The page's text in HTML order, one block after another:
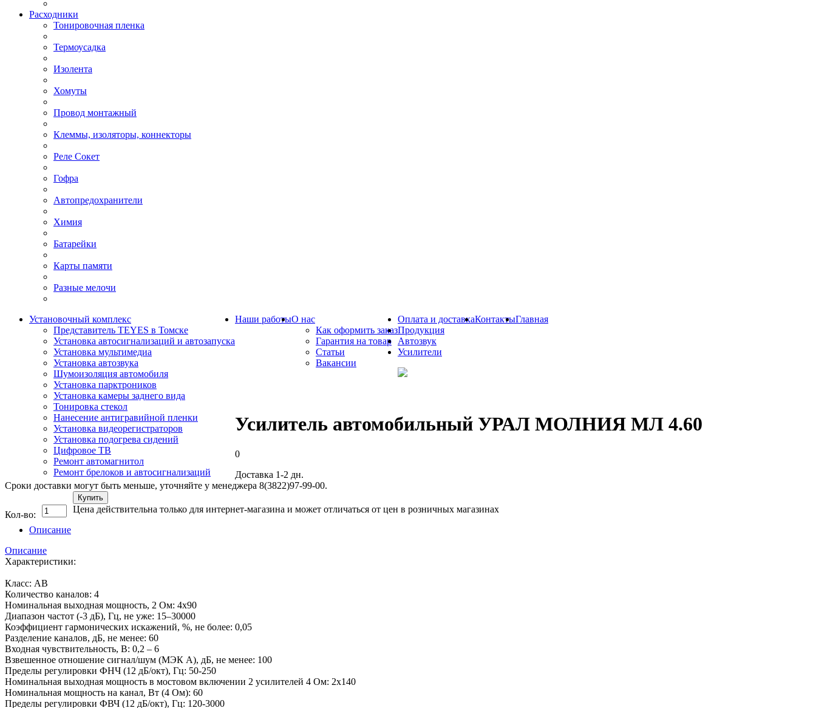
Расходники
Тонировочная пленка
Термоусадка
Изолента
Хомуты
Провод монтажный
Клеммы, изоляторы, коннекторы
Реле Сокет
Гофра
Автопредохранители
Химия
Батарейки
Карты памяти
Разные мелочи
Установочный комплекс
Представитель TEYES в Томске
Установка автосигнализаций и автозапуска
Установка мультимедиа
Установка автозвука
Шумоизоляция автомобиля
Установка парктроников
Установка камеры заднего вида
Тонировка стекол
Нанесение антигравийной пленки
Установка видеорегистраторов
Установка подогрева сидений
Цифровое ТВ
Ремонт автомагнитол
Ремонт брелоков и автосигнализаций
Наши работыО нас
Как оформить заказ
Гарантия на товар
Статьи
Вакансии
Оплата и доставкаКонтактыГлавная
Продукция
Автозвук
Усилители
Усилитель автомобильный УРАЛ МОЛНИЯ МЛ 4.60
0
Доставка 1-2 дн.
Сроки доставки могут быть меньше, уточняйте у менеджера 8(3822)97-99-00.
Кол-во:
Купить
Цена действительна только для интернет-магазина и может отличаться от цен в розничных магазинах
Описание
Описание
Характеристики:
Класс: AB
Количество каналов: 4
Номинальная выходная мощность, 2 Ом: 4х90
Диапазон частот (-3 дБ), Гц, не уже: 15–30000
Коэффициент гармонических искажений, %, не более: 0,05
Разделение каналов, дБ, не менее: 60
Входная чувствительность, В: 0,2 – 6
Взвешенное отношение сигнал/шум (МЭК А), дБ, не менее: 100
Пределы регулировки ФНЧ (12 дБ/окт), Гц: 50-250
Номинальная выходная мощность в мостовом включении 2 усилителей 4 Ом: 2х140
Номинальная мощность на канал, Вт (4 Ом): 60
Пределы регулировки ФВЧ (12 дБ/окт), Гц: 120-3000